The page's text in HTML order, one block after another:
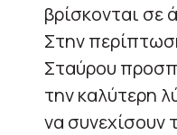
βρίσκονται σε
Στην
Σταύρου
την καλύτερη
να συνεχίσουν